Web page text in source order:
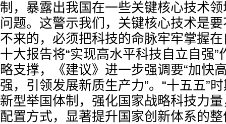
制，暴露出我国在一些关键核心技术领
问题。这警示我们，关键核心技术是
不来的，必须把科技的命脉牢牢掌握
十大报告将“实现高水平科技自立自强”
略支撑，《建议》进一步强调要“加快
强，引领发展新质生产力”。“十五五”
新型举国体制，强化国家战略科技力
配置方式，显著提升国家创新体系的